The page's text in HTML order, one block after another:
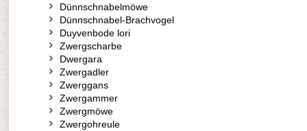
Dünnschnabelmöwe
Dünnschnabel-Brachvogel
Duyvenbode lori
Zwergscharbe
Dwergara
Zwergadler
Zwerggans
Zwergammer
Zwergmöwe
Zwergohreule